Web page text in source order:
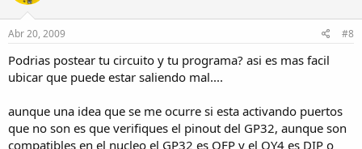
Abr 20, 2009 #8
Podrias postear tu circuito y tu programa? asi es mas facil
ubicar que puede estar saliendo mal....
aunque una idea que se me ocurre si esta activando puertos
que no son es que verifiques el pinout del GP32, aunque son
compatibles en el nucleo el GP32 es QFP y el QY4 es DIP o